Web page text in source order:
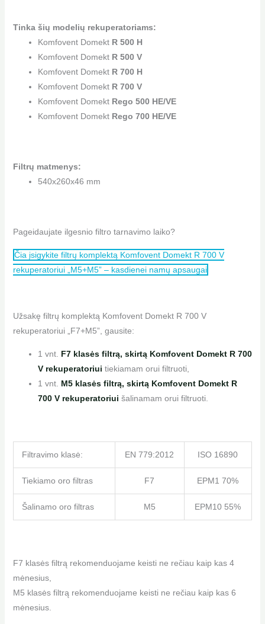
Tinka šių modelių rekuperatoriams:
Komfovent Domekt R 500 H
Komfovent Domekt R 500 V
Komfovent Domekt R 700 H
Komfovent Domekt R 700 V
Komfovent Domekt Rego 500 HE/VE
Komfovent Domekt Rego 700 HE/VE
Filtrų matmenys:
540x260x46 mm
Pageidaujate ilgesnio filtro tarnavimo laiko?
Čia įsigykite filtrų komplektą Komfovent Domekt R 700 V
rekuperatoriui „M5+M5” – kasdienei namų apsaugai
Užsakę filtrų komplektą Komfovent Domekt R 700 V
rekuperatoriui „F7+M5”, gausite:
1 vnt. F7 klasės filtrą, skirtą Komfovent Domekt R 700
V rekuperatoriui tiekiamam orui filtruoti,
1 vnt. M5 klasės filtrą, skirtą Komfovent Domekt R
700 V rekuperatoriui šalinamam orui filtruoti.
Filtravimo klasė: EN 779:2012 ISO 16890
Tiekiamo oro filtras F7 EPM1 70%
Šalinamo oro filtras M5 EPM10 55%
F7 klasės filtrą rekomenduojame keisti ne rečiau kaip kas 4
mėnesius,
M5 klasės filtrą rekomenduojame keisti ne rečiau kaip kas 6
mėnesius.